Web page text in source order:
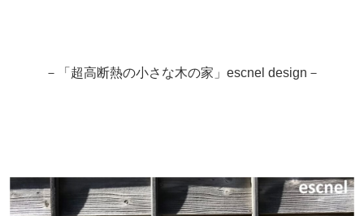
－「超高断熱の小さな木の家」escnel design－